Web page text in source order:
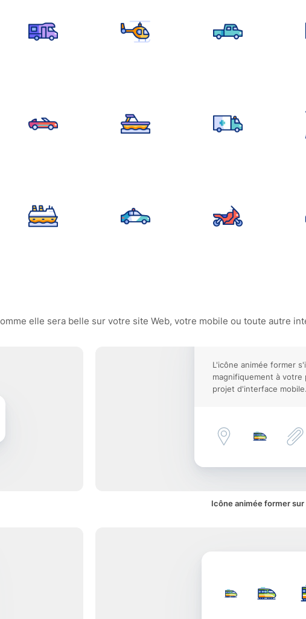
elle sera belle sur votre site Web, votre mobile ou toute autre
L'icône animée former
magnifiquement à votre
projet d'interface mobile.
Icône animée former